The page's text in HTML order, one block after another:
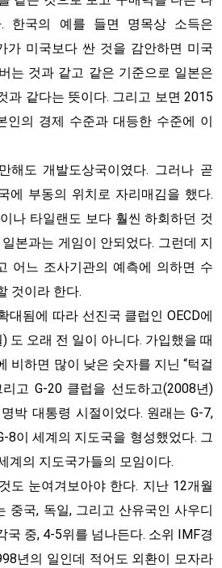
한국의 예를 들면 명목상 소득은
가 미국보다 싼 것을 감안하면 미국
는 것과 같고 같은 기준으로 일본은
과 같다는 뜻이다. 그리고 보면 2015
인의 경제 수준과 대등한 수준에 이
해도 개발도상국이였다. 그러나 곧
에 부동의 위치로 자리매김을 했다.
나 타일랜도 보다 훨씬 하회하던 것
본과는 게임이 안되었다. 그런데 지
어느 조사기관의 예측에 의하면 수
것이라 한다.
대됨에 따라 선진국 클럽인 OECD에
도 오래 전 일이 아니다. 가입했을 때
비하면 많이 낮은 숫자를 지닌 “턱걸
고 G-20 클럽을 선도하고(2008년)
박 대통령 시절이었다. 원래는 G-7,
8이 세계의 지도국을 형성했었다. 그
계의 지도국가들의 모임이다.
도 눈여겨보아야 한다. 지난 12개월
중국, 독일, 그리고 산유국인 사우디
국 중, 4-5위를 넘나든다. 소위 IMF경
년의 일인데 적어도 외환이 모자라